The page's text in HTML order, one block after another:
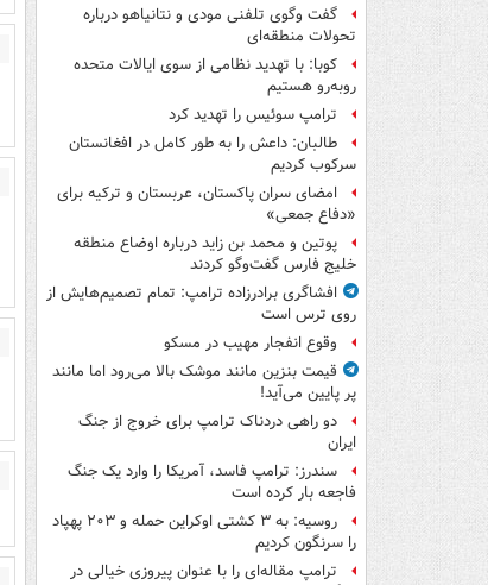
گفت وگوی تلفنی مودی و نتانیاهو درباره
تحولات منطقه‌ای
کوبا: با تهدید نظامی از سوی ایالات متحده
روبه‌رو هستیم
ترامپ سوئیس را تهدید کرد
طالبان: داعش را به طور کامل در افغانستان
سرکوب کردیم
امضای سران پاکستان، عربستان و ترکیه برای
«دفاع جمعی»
پوتین و محمد بن زاید درباره اوضاع منطقه
خلیج فارس گفت‌وگو کردند
افشاگری برادرزاده ترامپ: تمام تصمیم‌هایش از
روی ترس است
وقوع انفجار مهیب در مسکو
قیمت بنزین مانند موشک بالا می‌رود اما مانند
پر پایین می‌آید!
دو راهی دردناک ترامپ برای خروج از جنگ
ایران
سندرز: ترامپ فاسد، آمریکا را وارد یک جنگ
فاجعه بار کرده است
روسیه: به ۳ کشتی اوکراین حمله و ۲۰۳ پهپاد
را سرنگون کردیم
ترامپ مقاله‌ای را با عنوان پیروزی خیالی در